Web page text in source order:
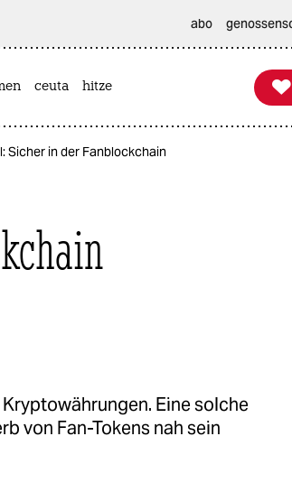
abo
ceuta hitze 
Sicher in der Fanblockchain
Eine solche
von Fan-Tokens nah sein